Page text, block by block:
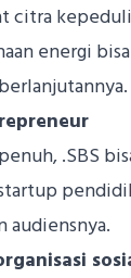
energi
.SBS
audiensnya.